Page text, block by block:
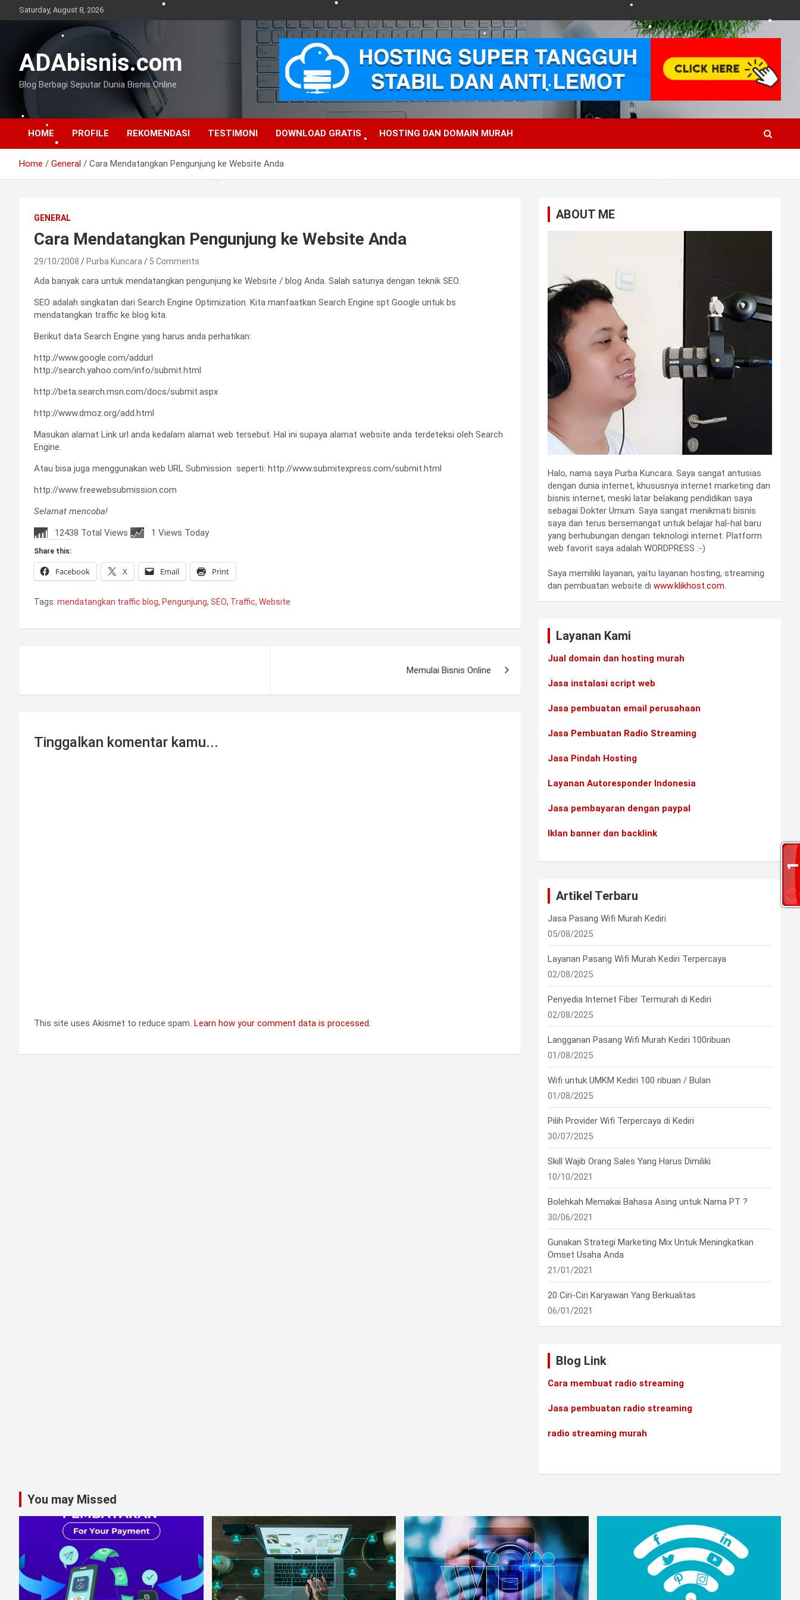
to
Saturday, August 8, 2026
ADAbisnis.com
Blog Berbagi Seputar Dunia Bisnis Online
HOME PROFILE REKOMENDASI TESTIMONI DOWNLOAD GRATIS HOSTING DAN DOMAIN MURAH
Home General Cara Mendatangkan Pengunjung ke Website Anda
GENERAL
Cara Mendatangkan Pengunjung ke Website Anda
29/10/2008 Purba Kuncara 5 Comments
Ada banyak cara untuk mendatangkan pengunjung ke Website / blog Anda. Salah satunya dengan teknik SEO.
SEO adalah singkatan dari Search Engine Optimization. Kita manfaatkan Search Engine spt Google untuk bs
mendatangkan traffic ke blog kita.
Berikut data Search Engine yang harus anda perhatikan:
http://www.google.com/addurl
http://search.yahoo.com/info/submit.html
http://beta.search.msn.com/docs/submit.aspx
http://www.dmoz.org/add.html
Masukan alamat Link url anda kedalam alamat web tersebut. Hal ini supaya alamat website anda terdeteksi oleh Search
Engine.
Atau bisa juga menggunakan web URL Submission seperti: http://www.submitexpress.com/submit.html
http://www.freewebsubmission.com
Selamat mencoba!
12438 Total Views
1 Views Today
Share this:
Facebook X Email Print
Tags: mendatangkan traffic blog, Pengunjung, SEO, Traffic, Website
Memulai Bisnis Online
Tinggalkan komentar kamu...
This site uses Akismet to reduce spam. Learn how your comment data is processed.
ABOUT ME
Halo, nama saya Purba Kuncara. Saya sangat antusias
dengan dunia internet, khususnya internet marketing dan
bisnis internet, meski latar belakang pendidikan saya
sebagai Dokter Umum. Saya sangat menikmati bisnis
saya dan terus bersemangat untuk belajar hal-hal baru
yang berhubungan dengan teknologi internet. Platform
web favorit saya adalah WORDPRESS :-)
Saya memiliki layanan, yaitu layanan hosting, streaming
dan pembuatan website diwww.klikhost.com.
Layanan Kami
Jual domain dan hosting murah
Jasa instalasi script web
Jasa pembuatan email perusahaan
Jasa Pembuatan Radio Streaming
Jasa Pindah Hosting
Layanan Autoresponder Indonesia
Jasa pembayaran dengan paypal
Iklan banner dan backlink
Artikel Terbaru
Jasa Pasang Wifi Murah Kediri
05/08/2025
Layanan Pasang Wifi Murah Kediri Terpercaya
02/08/2025
Penyedia Internet Fiber Termurah di Kediri
02/08/2025
Langganan Pasang Wifi Murah Kediri 100ribuan
01/08/2025
Wifi untuk UMKM Kediri 100 ribuan / Bulan
01/08/2025
Pilih Provider Wifi Terpercaya di Kediri
30/07/2025
Skill Wajib Orang Sales Yang Harus Dimiliki
10/10/2021
Bolehkah Memakai Bahasa Asing untuk Nama PT ?
30/06/2021
Gunakan Strategi Marketing Mix Untuk Meningkatkan
Omset Usaha Anda
21/01/2021
20 Ciri-Ciri Karyawan Yang Berkualitas
06/01/2021
Blog Link
Cara membuat radio streaming
Jasa pembuatan radio streaming
radio streaming murah
You may Missed
•
•
•
•
•
•
•
•
•
•
•
• •
•